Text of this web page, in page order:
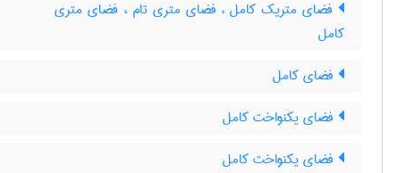
فضای متریک کامل ، فضای متری تام ، فضای متری
کامل
فضای کامل
فضای یکنواخت کامل
فضای یکنواخت کامل